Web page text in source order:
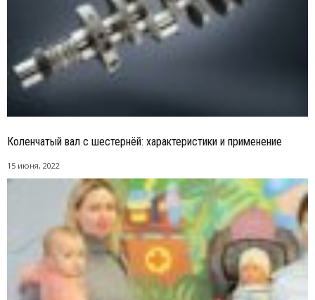
Коленчатый вал с шестернёй: характеристики и применение
15 июня, 2022